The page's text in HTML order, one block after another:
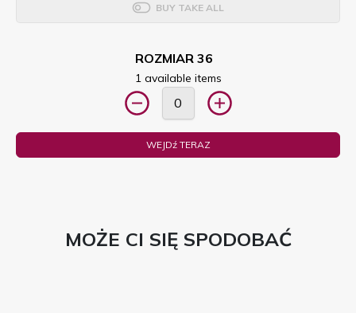
BUY TAKE ALL
ROZMIAR 36
1 available items
WEJDź TERAZ
MOŻE CI SIĘ SPODOBAĆ